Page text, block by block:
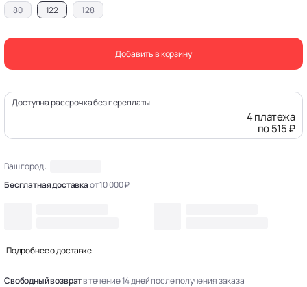
80
122 128
Добавить в корзину
Доступна рассрочка без переплаты
4 платежа
по 515 ₽
Ваш город:
Бесплатная доставкаот 10 000 ₽
Подробнее о доставке
Свободный возвратв течение 14 дней после получения заказа